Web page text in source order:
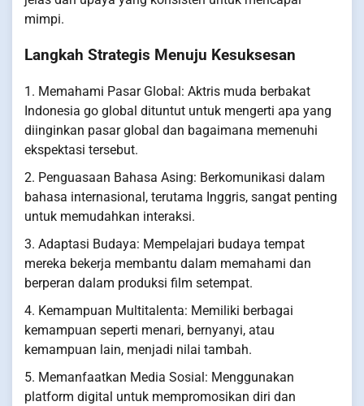
mimpi.
Langkah Strategis Menuju Kesuksesan
1. Memahami Pasar Global: Aktris muda berbakat
Indonesia go global dituntut untuk mengerti apa yang
diinginkan pasar global dan bagaimana memenuhi
ekspektasi tersebut.
2. Penguasaan Bahasa Asing: Berkomunikasi dalam
bahasa internasional, terutama Inggris, sangat penting
untuk memudahkan interaksi.
3. Adaptasi Budaya: Mempelajari budaya tempat
mereka bekerja membantu dalam memahami dan
berperan dalam produksi film setempat.
4. Kemampuan Multitalenta: Memiliki berbagai
kemampuan seperti menari, bernyanyi, atau
kemampuan lain, menjadi nilai tambah.
5. Memanfaatkan Media Sosial: Menggunakan
platform digital untuk mempromosikan diri dan